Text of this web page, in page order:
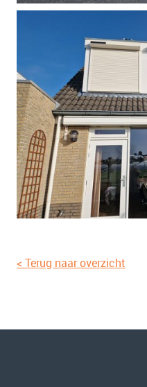
< Terug naar overzicht